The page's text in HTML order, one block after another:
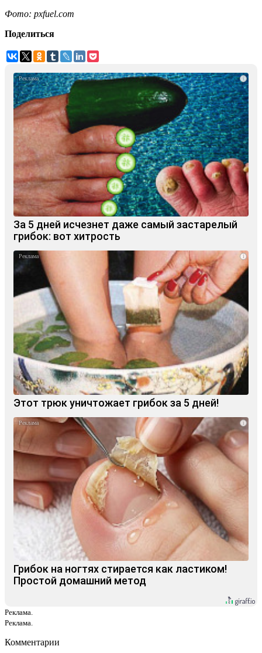
Фото: pxfuel.com
Поделиться
i
За 5 дней исчезнет даже самый застарелый
грибок: вот хитрость
i
Этот трюк уничтожает грибок за 5 дней!
i
Грибок на ногтях стирается как ластиком!
Простой домашний метод
Реклама.
Реклама.
Комментарии